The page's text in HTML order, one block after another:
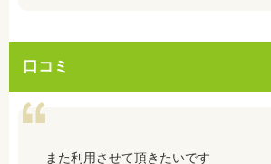
口コミ
また利用させて頂きたいです